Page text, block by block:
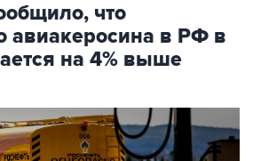
что
авиакеросина в РФ в
на 4% выше